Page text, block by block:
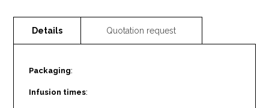
Packaging:
Infusion times: